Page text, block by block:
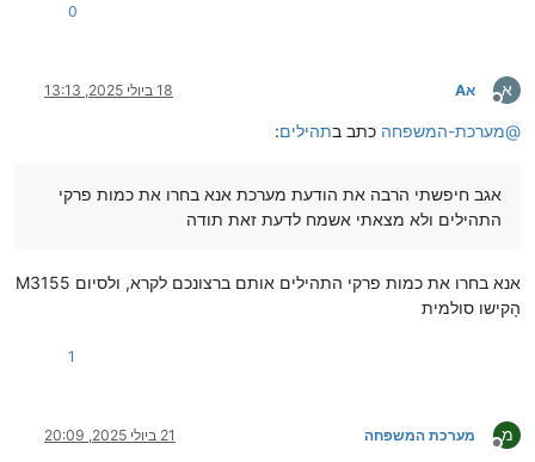
0
א
מנותק
אA 18 ביולי 2025, 13:13
@מערכת-המשפחה כתב בתהילים:
אגב חיפשתי הרבה את הודעת מערכת אנא בחרו את כמות פרקי
התהילים ולא מצאתי אשמח לדעת זאת תודה
M3155 אנא בחרו את כמות פרקי התהילים אותם ברצונכם לקרא, ולסיום
הָקישו סולמית
1
מ
מנותק
מערכת המשפחה 21 ביולי 2025, 20:09